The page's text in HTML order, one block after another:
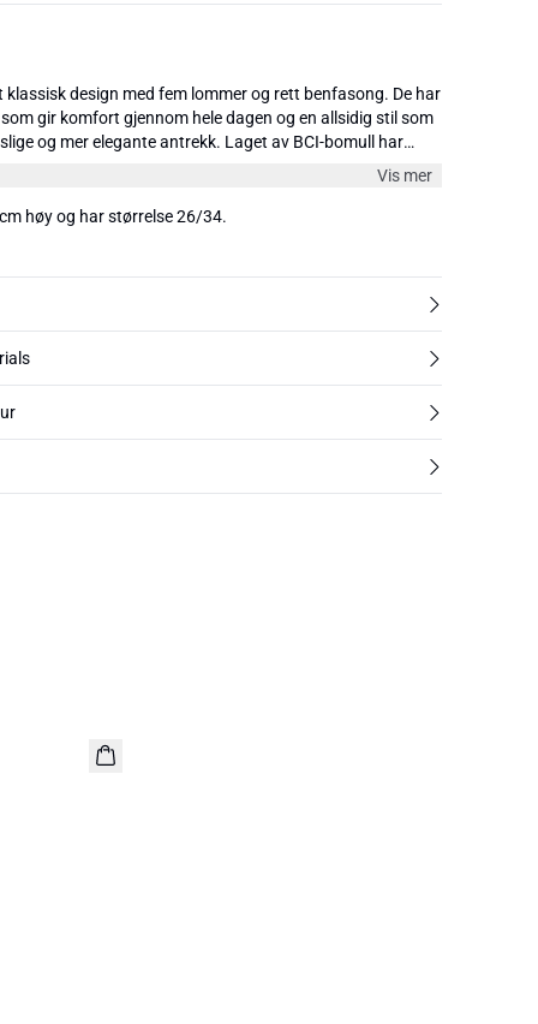
klassisk design med fem lommer og rett benfasong. De har
gir komfort gjennom hele dagen og en allsidig stil som
og mer elegante antrekk. Laget av BCI-bomull har
med litt stretch for ekstra komfort. Tilgjengelig i flere farger
Vis mer
høy og har størrelse 26/34.